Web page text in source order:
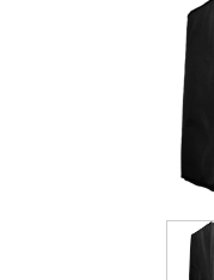
Synths & samplers